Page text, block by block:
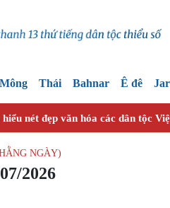
Mông Thái Bahnar Ê đê
nét đẹp văn hóa các dân tộc
NGÀY)
2026